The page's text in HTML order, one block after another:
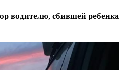
водителю, сбившей ребенка